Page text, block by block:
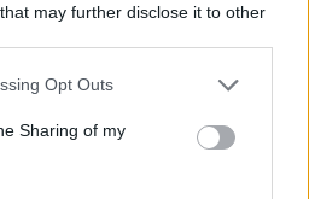
that may further disclose it to other
app uses one or more Google
behaviour. You may click to
and its third-party tags to
purposes in below Google
Opt Outs
Sharing of my
for 2024/25 presiserer
først og fremst ut løpere i
i klasse 18 år kan bli
kan stille til start per
seks løpere av hvert